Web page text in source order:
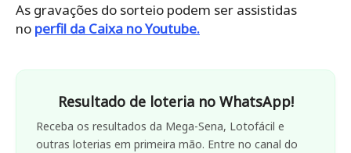
As gravações do sorteio podem ser assistidas
no perfil da Caixa no Youtube.
Resultado de loteria no WhatsApp!
Receba os resultados da Mega-Sena, Lotofácil e
outras loterias em primeira mão. Entre no canal do